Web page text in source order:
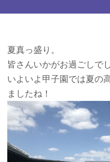
夏真っ盛り。
皆さんいかがお過ごしで
いよいよ甲子園では夏の
ましたね！